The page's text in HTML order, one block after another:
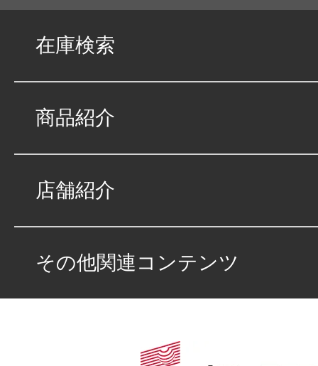
在庫検索
商品紹介
店舗紹介
その他関連コンテンツ